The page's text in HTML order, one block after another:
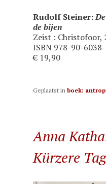
Rudolf Steiner:
de bijen
Zeist : Christofoor,
ISBN 978-90-
€ 19,90
Geplaatst in boek:
Anna
Kürzere